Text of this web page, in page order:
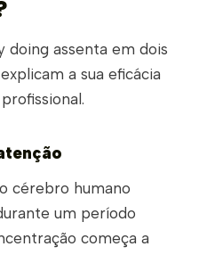
doing assenta em dois
a sua eficácia
cérebro humano
um período
começa a